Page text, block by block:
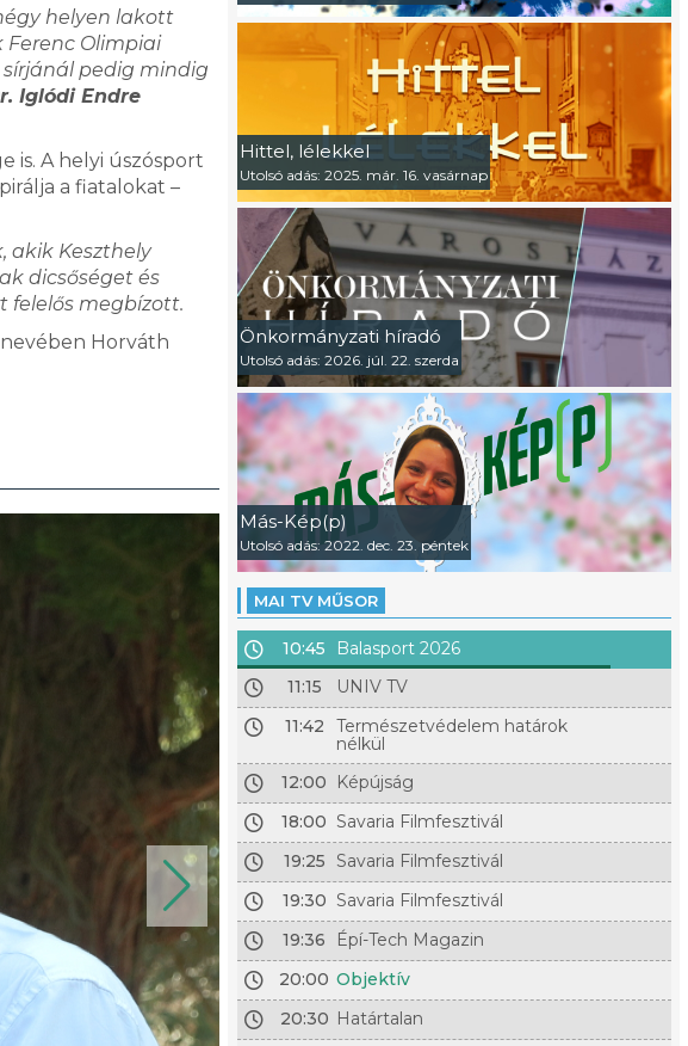
helyen lakott
Ferenc Olimpiai
sírjánál pedig mindig
Iglódi Endre
is. A helyi úszósport
a fiatalokat –
akik Keszthely
dicsőséget és
felelős megbízott.
Horváth
Hittel, lélekkel
Utolsó adás: 2025. már. 16. vasárnap
Önkormányzati híradó
Utolsó adás: 2026. júl. 22. szerda
Más-Kép(p)
Utolsó adás: 2022. dec. 23. péntek
MAI TV MŰSOR
10:45
Balasport 2026
11:15
UNIV TV
11:42
Természetvédelem határok
nélkül
12:00
Képújság
18:00 Savaria Filmfesztivál
19:25
Savaria Filmfesztivál
19:30 Savaria Filmfesztivál
19:36
Épí-Tech Magazin
20:00 Objektív
20:30 Határtalan